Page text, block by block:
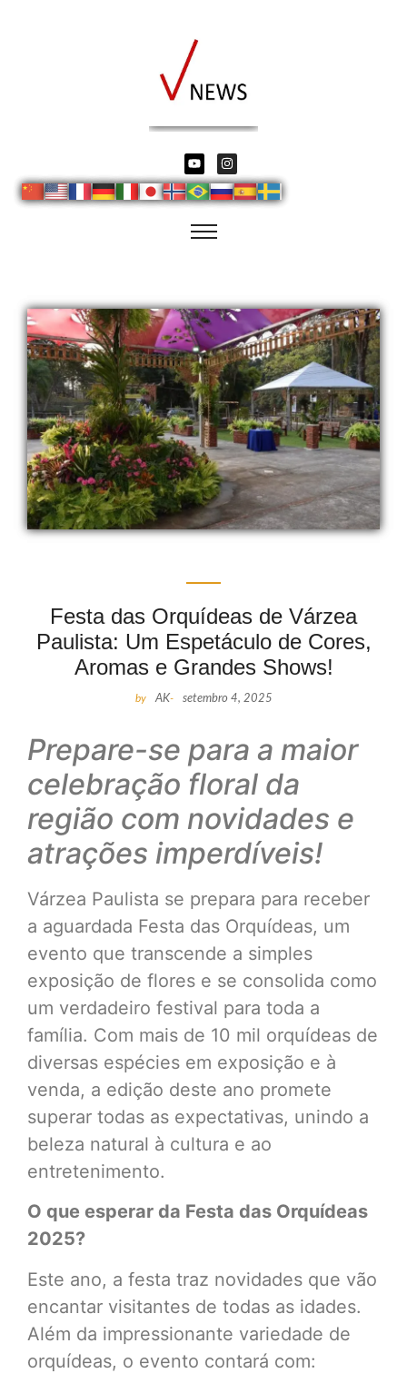
Festa das Orquídeas de Várzea
Paulista: Um Espetáculo de Cores,
Aromas e Grandes Shows!
by AK- setembro 4, 2025
Prepare-se para a maior
celebração floral da
região com novidades e
atrações imperdíveis!
Várzea Paulista se prepara para receber
a aguardada Festa das Orquídeas, um
evento que transcende a simples
exposição de flores e se consolida como
um verdadeiro festival para toda a
família. Com mais de 10 mil orquídeas de
diversas espécies em exposição e à
venda, a edição deste ano promete
superar todas as expectativas, unindo a
beleza natural à cultura e ao
entretenimento.
O que esperar da Festa das Orquídeas
2025?
Este ano, a festa traz novidades que vão
encantar visitantes de todas as idades.
Além da impressionante variedade de
orquídeas, o evento contará com: